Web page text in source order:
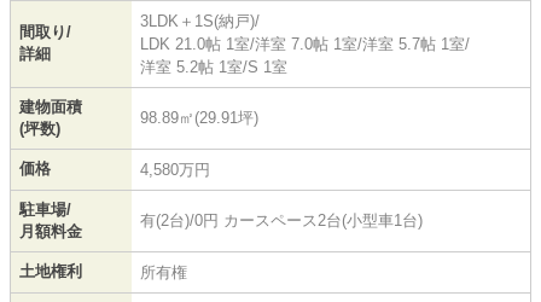
間取り/
詳細
3LDK＋1S(納戸)/
LDK 21.0帖 1室/洋室 7.0帖 1室/洋室 5.7帖 1室/
洋室 5.2帖 1室/S 1室
建物面積
(坪数)
98.89㎡(29.91坪)
価格 4,580万円
駐車場/
月額料金
有(2台)/0円 カースペース2台(小型車1台)
土地権利 所有権